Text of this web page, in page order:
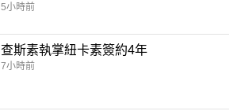
5小時前
查斯素執掌紐卡素簽約4年
7小時前